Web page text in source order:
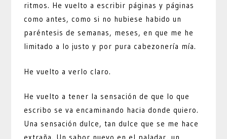
ritmos. He vuelto a escribir páginas y páginas
como antes, como si no hubiese habido un
paréntesis de semanas, meses, en que me he
limitado a lo justo y por pura cabezonería mía.
He vuelto a verlo claro.
He vuelto a tener la sensación de que lo que
escribo se va encaminando hacia donde quiero.
Una sensación dulce, tan dulce que se me hace